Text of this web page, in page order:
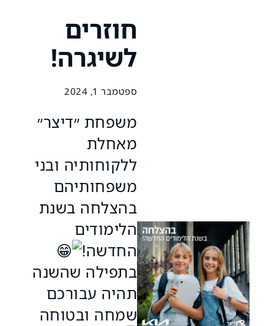
חוזרים
לשיגרה!
ספטמבר 1, 2024
משפחת ״דיצר״
מאחלת
ללקוחותיה ובני
משפחותיהם
בהצלחה בשנת
הלימודים
החדשה!
בתפילה שהשנה
תהיה עבורכם
שמחה ובטוחה